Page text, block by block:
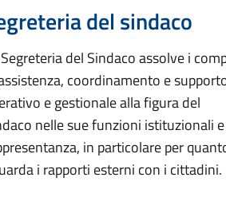
del sindaco
del Sindaco assolve i
coordinamento e
e gestionale alla figura del
nelle sue funzioni istituzionali
in particolare per
i rapporti esterni con i cittadini.